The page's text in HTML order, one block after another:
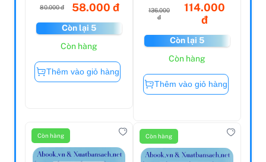
80.000 đ 58.000 đ
Còn lại 5
Còn hàng
Thêm vào giỏ hàng
136.000
đ
114.000
đ
Còn lại 5
Còn hàng
Thêm vào giỏ hàng
Còn hàng Còn hàng